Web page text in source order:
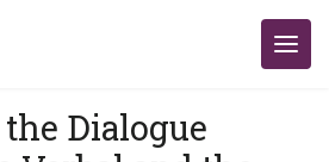
Dialogue